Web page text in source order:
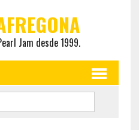
Jam desde 1999.